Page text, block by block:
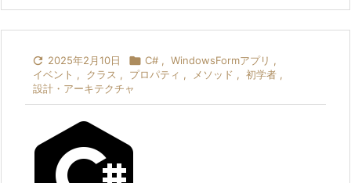
 2025年2月10日  C# , WindowsFormアプリ ,
イベント , クラス , プロパティ , メソッド , 初学者 ,
設計・アーキテクチャ